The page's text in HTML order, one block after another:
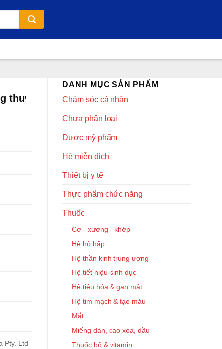
DANH MỤC SẢN PHẨM
Chăm sóc cá nhân
Chưa phân loại
Dược mỹ phẩm
Hệ miễn dịch
Thiết bị y tế
Thực phẩm chức năng
Thuốc
Cơ - xương - khớp
Hệ hô hấp
Hệ thần kinh trung ương
Hệ tiết niệu-sinh dục
Hệ tiêu hóa & gan mật
Hệ tim mạch & tạo máu
Mắt
Miếng dán, cao xoa, dầu
Thuốc bổ & vitamin
thư
Pty. Ltd